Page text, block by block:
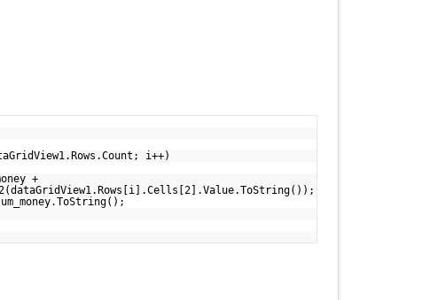
i++)
+